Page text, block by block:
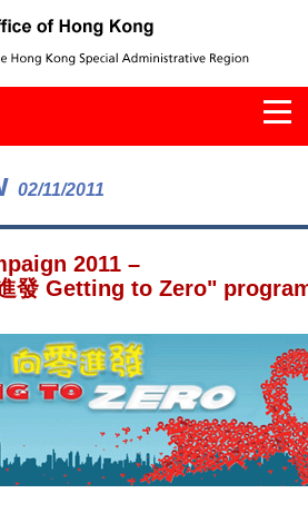
of
02/11/2011
2011 –
發 Getting to Zero"